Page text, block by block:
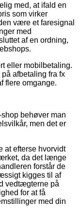
med, at ifald en
som virker
være et faresignal
med
af en ordning,
eller mobilbetaling.
afbetaling fra fx
flere omgange.
behøver man
men det er
at efterse hvorvidt
da det længe
forstår de
kigges til af
vedtægterne på
for at få
med din